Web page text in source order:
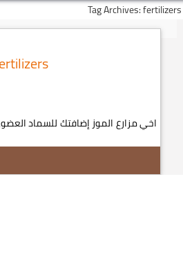
Tag Archives: fertilizers
اخي مزارع الموز إضافتك للسماد